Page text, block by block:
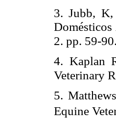
3. Jubb,
2. pp. 59-90.
4. Kaplan
Veterinary
5.
Equine